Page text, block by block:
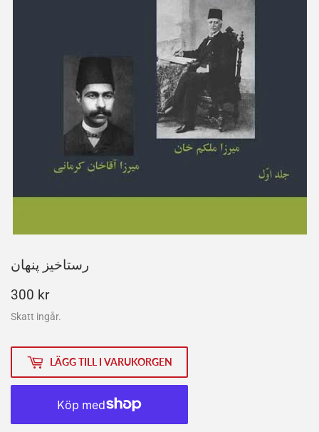
رستاخیز پنهان
300 kr300
kr
Skatt ingår.
LÄGG TILL I VARUKORGEN